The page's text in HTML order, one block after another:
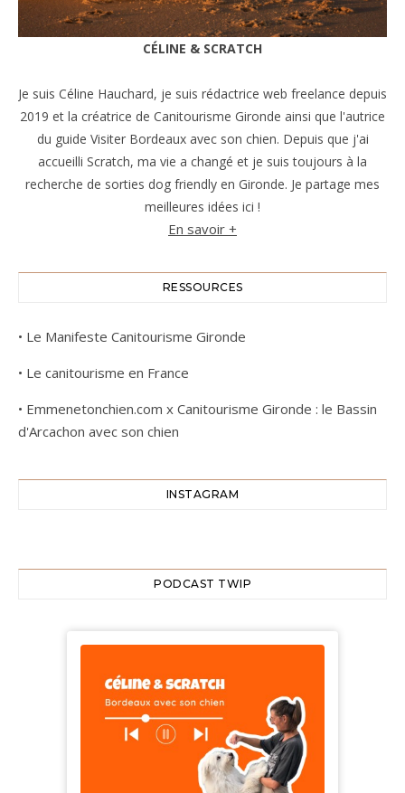
CÉLINE & SCRATCH
Je suis Céline Hauchard, je suis rédactrice web freelance depuis
2019 et la créatrice de Canitourisme Gironde ainsi que l'autrice
du guide Visiter Bordeaux avec son chien. Depuis que j'ai
accueilli Scratch, ma vie a changé et je suis toujours à la
recherche de sorties dog friendly en Gironde. Je partage mes
meilleures idées ici !
En savoir +
RESSOURCES
• Le Manifeste Canitourisme Gironde
• Le canitourisme en France
• Emmenetonchien.com x Canitourisme Gironde : le Bassin
d'Arcachon avec son chien
INSTAGRAM
PODCAST TWIP